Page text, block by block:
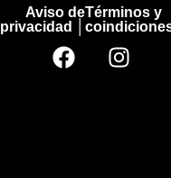
Aviso de
privacidad │
Términos y